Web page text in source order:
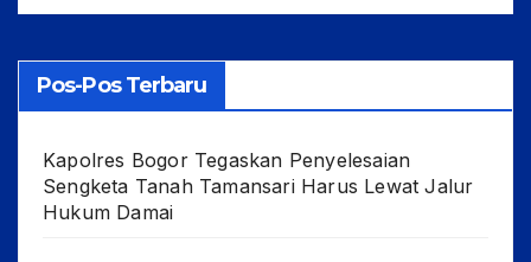
Pos-Pos Terbaru
Kapolres Bogor Tegaskan Penyelesaian
Sengketa Tanah Tamansari Harus Lewat Jalur
Hukum Damai